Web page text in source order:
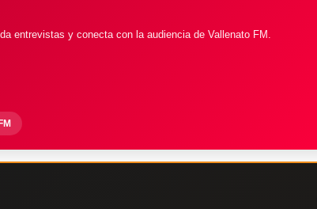
entrevistas y conecta con la audiencia de Vallenato FM.